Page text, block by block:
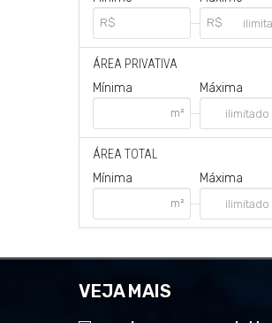
ÁREA PRIVATIVA
Mínima Máxima
ÁREA TOTAL
Mínima Máxima
VEJA MAIS